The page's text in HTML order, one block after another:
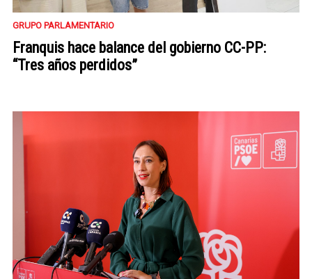
GRUPO PARLAMENTARIO
Franquis hace balance del gobierno CC-PP:
“Tres años perdidos”